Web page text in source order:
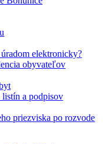
elektronicky?
obyvateľov
listín a podpisov
priezviska po rozvode